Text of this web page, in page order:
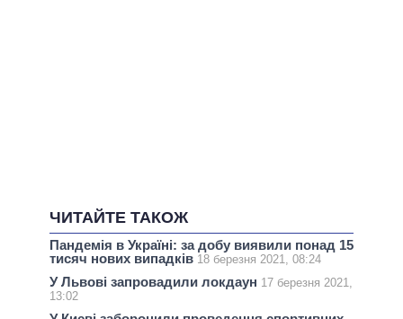
ЧИТАЙТЕ ТАКОЖ
Пандемія в Україні: за добу виявили понад 15
тисяч нових випадків 18 березня 2021, 08:24
У Львові запровадили локдаун 17 березня 2021,
13:02